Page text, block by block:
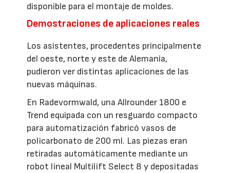
disponible para el montaje de moldes.
Demostraciones de aplicaciones reales
Los asistentes, procedentes principalmente
del oeste, norte y este de Alemania,
pudieron ver distintas aplicaciones de las
nuevas máquinas.
En Radevormwald, una Allrounder 1800 e
Trend equipada con un resguardo compacto
para automatización fabricó vasos de
policarbonato de 200 ml. Las piezas eran
retiradas automáticamente mediante un
robot lineal Multilift Select 8 y depositadas